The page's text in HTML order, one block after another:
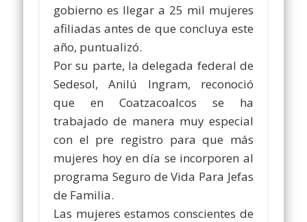
gobierno es llegar a 25 mil mujeres
afiliadas antes de que concluya este
año, puntualizó.
Por su parte, la delegada federal de
Sedesol, Anilú Ingram, reconoció
que en Coatzacoalcos se ha
trabajado de manera muy especial
con el pre registro para que más
mujeres hoy en día se incorporen al
programa Seguro de Vida Para Jefas
de Familia.
Las mujeres estamos conscientes de